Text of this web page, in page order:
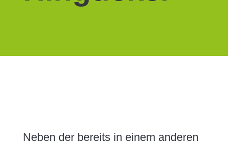
Neben der bereits in einem anderen